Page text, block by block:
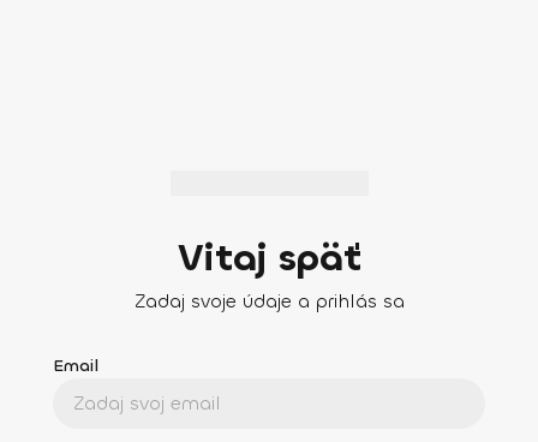
Vitaj späť
Zadaj svoje údaje a prihlás sa
Email